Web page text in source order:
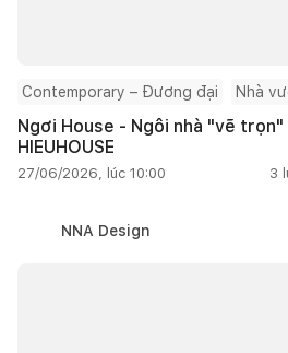
Contemporary – Đương đại Nhà
Ngơi House - Ngôi nhà "vẽ
HIEUHOUSE
27/06/2026, lúc 10:00 3
NNA Design